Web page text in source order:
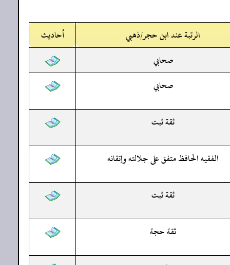
الرتبة عند ابن حجر/ذهبي
أحاديث
صحابي
صحابي
ثقة ثبت
الفقيه الحافظ متفق على جلالته وإتقانه
ثقة ثبت
ثقة حجة